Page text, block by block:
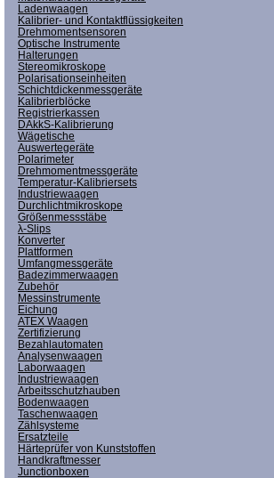
Ladenwaagen
Kalibrier- und Kontaktflüssigkeiten
Drehmomentsensoren
Optische Instrumente
Halterungen
Stereomikroskope
Polarisationseinheiten
Schichtdickenmessgeräte
Kalibrierblöcke
Registrierkassen
DAkkS-Kalibrierung
Wägetische
Auswertegeräte
Polarimeter
Drehmomentmessgeräte
Temperatur-Kalibriersets
Industriewaagen
Durchlichtmikroskope
Größenmessstäbe
λ-Slips
Konverter
Plattformen
Umfangmessgeräte
Badezimmerwaagen
Zubehör
Messinstrumente
Eichung
ATEX Waagen
Zertifizierung
Bezahlautomaten
Analysenwaagen
Laborwaagen
Industriewaagen
Arbeitsschutzhauben
Bodenwaagen
Taschenwaagen
Zählsysteme
Ersatzteile
Härteprüfer von Kunststoffen
Handkraftmesser
Junctionboxen